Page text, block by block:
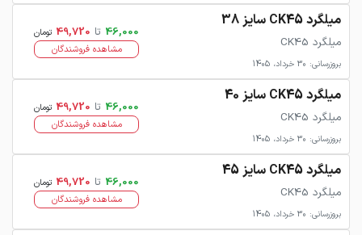
میلگرد CK45 سایز 38
میلگرد CK45
بروزرسانی: 30 خرداد، 1405
46,000 تا 49,720 تومان
مشاهده فروشندگان
میلگرد CK45 سایز 40
میلگرد CK45
بروزرسانی: 30 خرداد، 1405
46,000 تا 49,720 تومان
مشاهده فروشندگان
میلگرد CK45 سایز 45
میلگرد CK45
بروزرسانی: 30 خرداد، 1405
46,000 تا 49,720 تومان
مشاهده فروشندگان